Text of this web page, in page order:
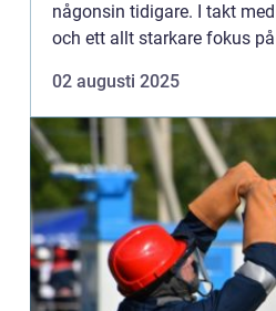
någonsin tidigare. I takt
och ett allt starkare fokus
02 augusti 2025